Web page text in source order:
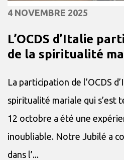
4 NOVEMBRE 2025
L’OCDS d’Italie
de la spiritualité
La participation de l’OCDS
spiritualité mariale qui s’est
12 octobre a été une
inoubliable. Notre Jubilé a
dans l’...